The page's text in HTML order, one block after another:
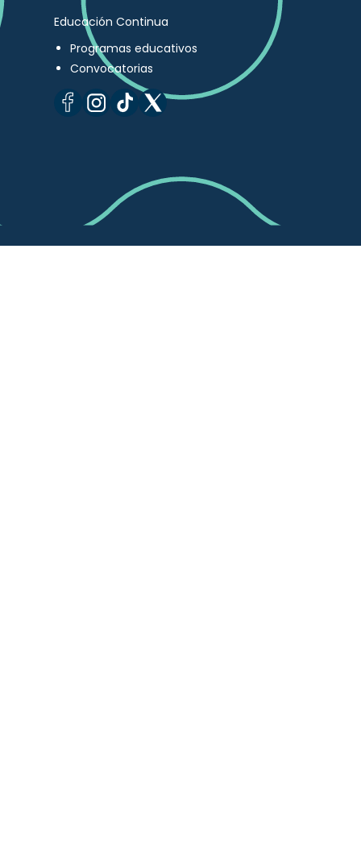
Educación Continua
Programas educativos
Convocatorias